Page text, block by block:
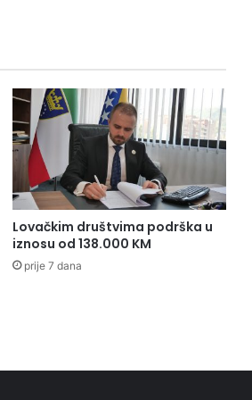
Lovačkim društvima podrška u
iznosu od 138.000 KM
prije 7 dana